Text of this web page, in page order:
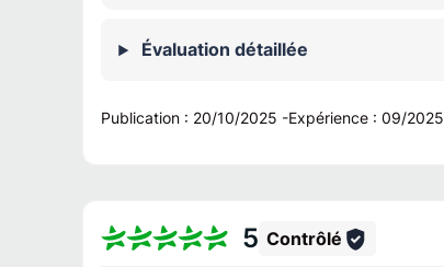
Évaluation détaillée
Publication : 20/10/2025 -Expérience :09/2025
5 Contrôlé